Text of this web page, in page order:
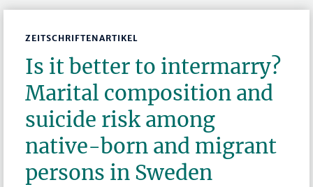
ZEITSCHRIFTENARTIKEL
Is it better to intermarry?
Marital composition and
suicide risk among
native-born and migrant
persons in Sweden